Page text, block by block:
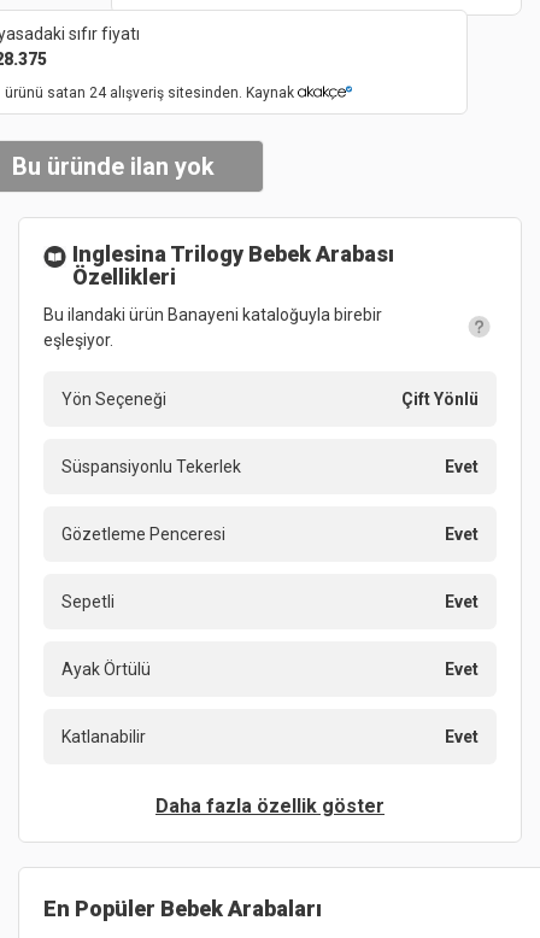
sıfır fiyatı
ürünü satan 24 alışveriş sitesinden. Kaynak
Bu üründe ilan yok
Inglesina Trilogy Bebek Arabası
Özellikleri
Bu ilandaki ürün Banayeni kataloğuyla birebir
eşleşiyor.
Yön Seçeneği Çift Yönlü
Süspansiyonlu Tekerlek Evet
Gözetleme Penceresi Evet
Sepetli Evet
Ayak Örtülü Evet
Katlanabilir Evet
Daha fazla özellik göster
En Popüler Bebek Arabaları